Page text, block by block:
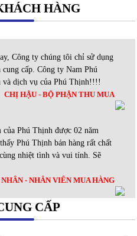
HÀNG
Công ty chúng tôi chỉ sử dụng
cấp. Công ty Nam Phú
và dịch vụ của Phú Thịnh!!!!
CHỊ HẬU - BỘ PHẬN THU MUA
của Phú Thịnh được 02 năm
Phú Thịnh bán hàng rất chất
nhiệt tình và vui tính. Sẽ
- NHÂN VIÊN MUA HÀNG
CẤP